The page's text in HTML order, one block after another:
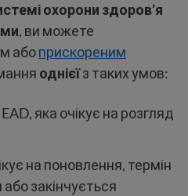
охорони здоров’я
, ви можете
абоприскореним
однієїз таких умов:
яка очікує на розгляд
на поновлення, термін
або закінчується